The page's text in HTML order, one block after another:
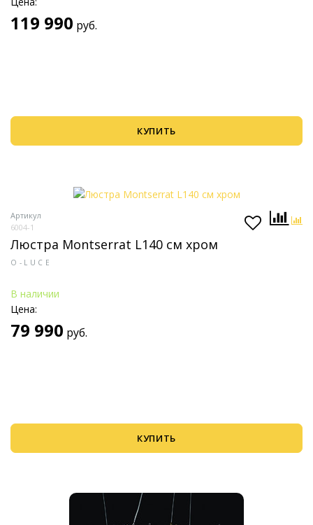
119 990 руб.
КУПИТЬ
Артикул
6004-1
Люстра Montserrat L140 см хром
O-LUCE
В наличии
Цена:
79 990 руб.
КУПИТЬ